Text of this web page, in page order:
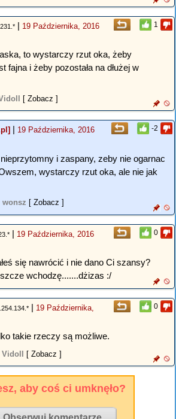
1
| 19 Października, 2016
to wystarczy rzut oka, żeby
fajna i żeby pozostała na dłużej w
[ Zobacz ]
-2
| 19 Października, 2016
i zaspany, zeby nie ogarnac
wystarczy rzut oka, ale nie jak
wonsz [ Zobacz ]
0
| 19 Października, 2016
się nawrócić i nie dano Ci szansy?
wchodzę.......dżizas :/
0
| 19 Października,
takie rzeczy są możliwe.
Vidoll [ Zobacz ]
aby coś ci umknęło?